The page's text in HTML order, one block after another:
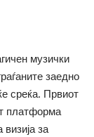
музички
заедно
среќа. Првиот
платформа
за